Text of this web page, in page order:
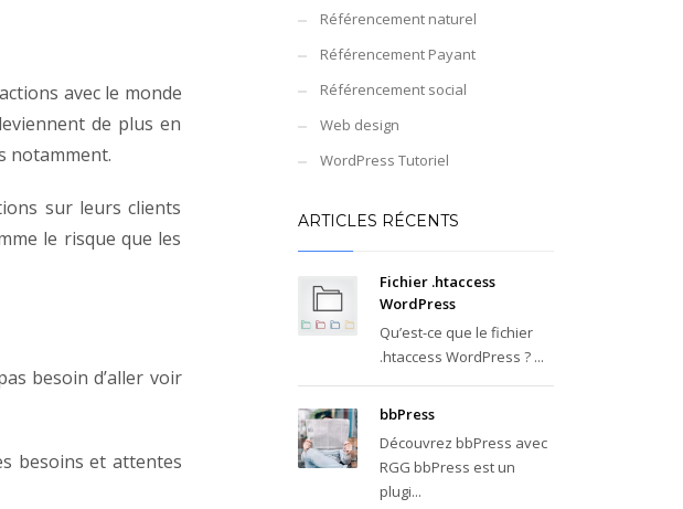
avec le monde
de plus en
notamment.
sur leurs clients
le risque que les
besoin d’aller voir
besoins et attentes
Référencement naturel
Référencement Payant
Référencement social
Web design
WordPress Tutoriel
ARTICLES RÉCENTS
Fichier .htaccess
WordPress
Qu’est-ce que le fichier
.htaccess WordPress ? ...
bbPress
Découvrez bbPress avec
RGG bbPress est un
plugi...